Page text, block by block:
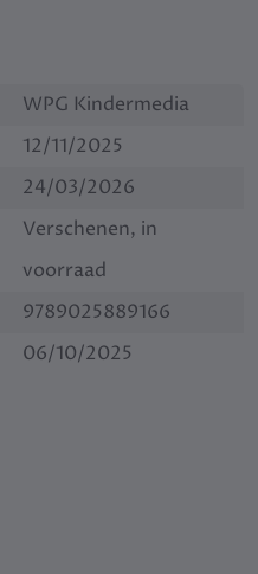
WPG Kindermedia
12/11/2025
24/03/2026
Verschenen, in
voorraad
9789025889166
06/10/2025